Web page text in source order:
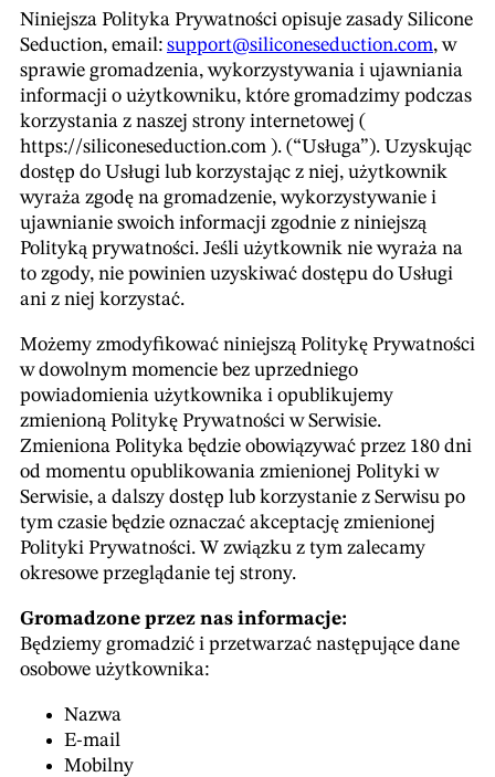
Dolar kanadyjski – $
Wietnamski dong – ₫
Baht tajski - ฿
Nowy dolar tajwański - NT$
Frank szwajcarski – CHF
Korona szwedzka - Skr
Won południowokoreański – ₩
Dolar singapurski - S$
Złoty polski - zł
Krona norweska - Nkr
Dolar nowozelandzki - NZ$
Peso meksykańskie – MX$
Japoński jen - ¥
Krona islandzka – Ikr
Dolar hongkoński – HK$
Funt brytyjski - £
Euro - €
Korona duńska – Dkr
Chiński juan - CN¥
Real brazylijski - R$
Dolar australijski - AU$
Dolar amerykański - $
Polski
English (Canada)
Dansk
Nederlands
Suomi
Français
Italiano
日本語
한국어
Norsk bokmål
Português
Español
Svenska
ไทย
Tiếng Việt
Niniejsza Polityka Prywatności opisuje zasady Silicone
Seduction, email: support@siliconeseduction.com, w
sprawie gromadzenia, wykorzystywania i ujawniania
informacji o użytkowniku, które gromadzimy podczas
korzystania z naszej strony internetowej (
https://siliconeseduction.com ). (“Usługa”). Uzyskując
dostęp do Usługi lub korzystając z niej, użytkownik
wyraża zgodę na gromadzenie, wykorzystywanie i
ujawnianie swoich informacji zgodnie z niniejszą
Polityką prywatności. Jeśli użytkownik nie wyraża na
to zgody, nie powinien uzyskiwać dostępu do Usługi
ani z niej korzystać.
Możemy zmodyfikować niniejszą Politykę Prywatności
w dowolnym momencie bez uprzedniego
powiadomienia użytkownika i opublikujemy
zmienioną Politykę Prywatności w Serwisie.
Zmieniona Polityka będzie obowiązywać przez 180 dni
od momentu opublikowania zmienionej Polityki w
Serwisie, a dalszy dostęp lub korzystanie z Serwisu po
tym czasie będzie oznaczać akceptację zmienionej
Polityki Prywatności. W związku z tym zalecamy
okresowe przeglądanie tej strony.
Gromadzone przez nas informacje:
Będziemy gromadzić i przetwarzać następujące dane
osobowe użytkownika:
Nazwa
E-mail
Mobilny